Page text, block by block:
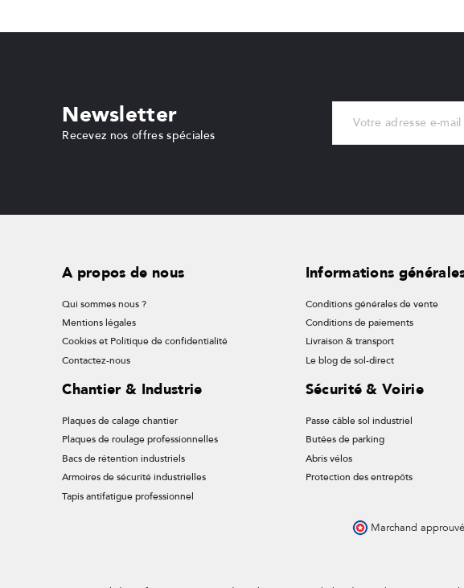
Newsletter
Recevez nos offres spéciales
A propos de nous
Qui sommes nous ?
Mentions légales
Cookies et Politique de confidentialité
Contactez-nous
Informations
Conditions générales de vente
Conditions de paiements
Livraison & transport
Le blog de sol-direct
Chantier & Industrie
Plaques de calage chantier
Plaques de roulage professionnelles
Bacs de rétention industriels
Armoires de sécurité industrielles
Tapis antifatigue professionnel
Sécurité & Voirie
Passe câble sol industriel
Butées de parking
Abris vélos
Protection des entrepôts
Marchand